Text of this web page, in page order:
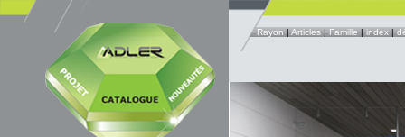
Rayon|Articles|Famille|index|